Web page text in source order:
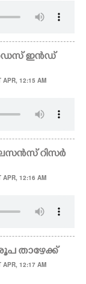
ഇൻഡ്
APR, 12:15 AM
റിസർ
APR, 12:16 AM
താഴേക്ക്
APR, 12:17 AM